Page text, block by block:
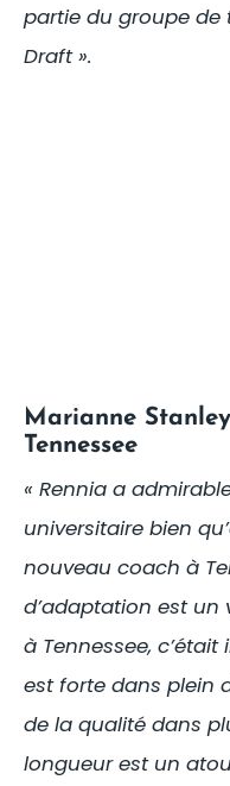
partie du groupe de
Draft ».
Marianne
Tennessee
« Rennia a
universitaire bien
nouveau coach à
d’adaptation est un
à Tennessee,
est forte dans plein
de la qualité dans
longueur est un